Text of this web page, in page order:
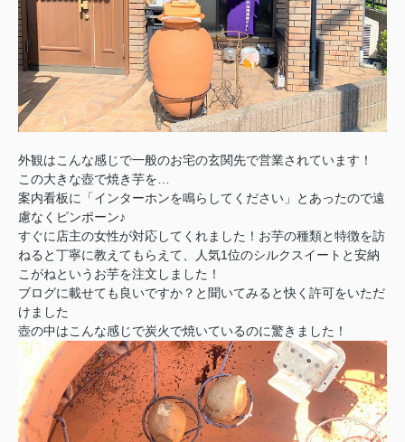
外観はこんな感じで一般のお宅の玄関先で営業されています！
この大きな壺で焼き芋を…
案内看板に「インターホンを鳴らしてください」とあったので遠
慮なくピンポーン♪
すぐに店主の女性が対応してくれました！お芋の種類と特徴を訪
ねると丁寧に教えてもらえて、人気1位のシルクスイートと安納
こがねというお芋を注文しました！
ブログに載せても良いですか？と聞いてみると快く許可をいただ
けました
壺の中はこんな感じで炭火で焼いているのに驚きました！